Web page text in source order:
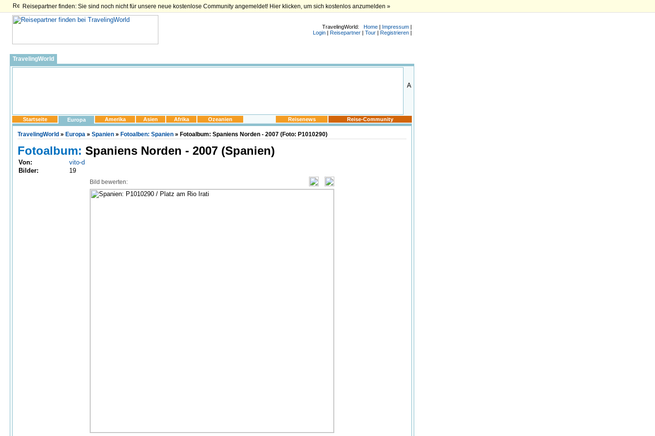
Reisepartner finden: Sie sind noch nicht für unsere neue kostenlose Community angemeldet! Hier klicken, um sich kostenlos anzumelden »
TravelingWorld: Home | Impressum |
Login | Reisepartner | Tour | Registrieren |
TravelingWorld
Startseite Europa Amerika Asien Afrika Ozeanien Reisenews Reise-Community
TravelingWorld » Europa » Spanien » Fotoalben: Spanien » Fotoalbum: Spaniens Norden - 2007 (Foto: P1010290)
Fotoalbum: Spaniens Norden - 2007 (Spanien)
Von:
vito-d
Bilder:
19
Bild bewerten: